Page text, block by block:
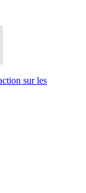
sur les